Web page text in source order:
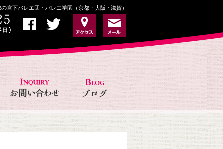
宮下バレエ団・バレエ学園（京都・大阪・滋賀）